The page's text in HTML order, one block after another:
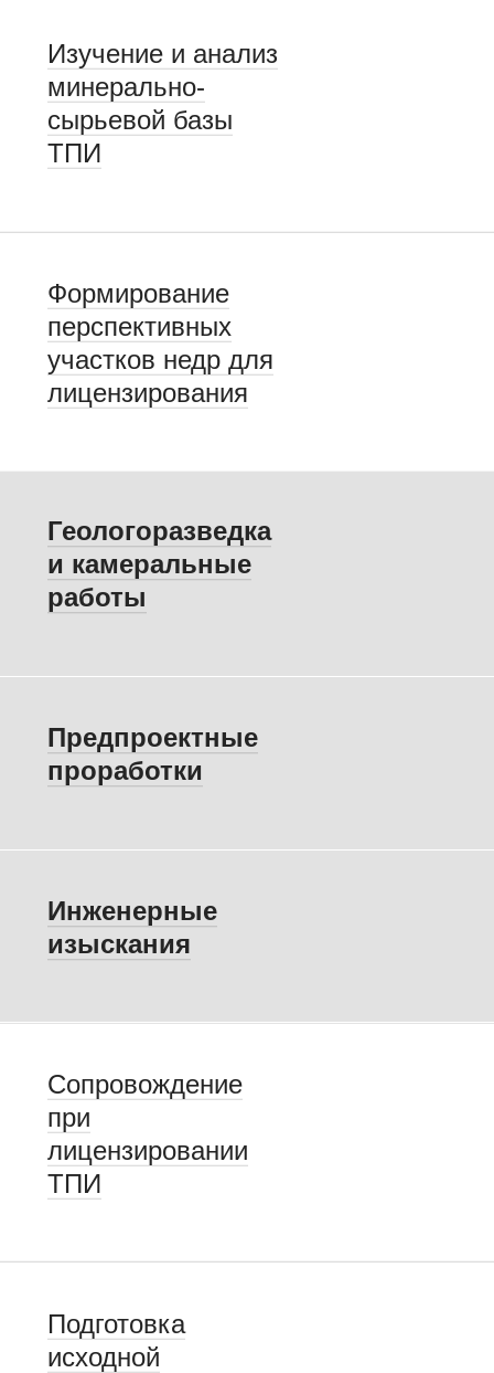
Изучение и анализ
минерально-
сырьевой базы
ТПИ
Формирование
перспективных
участков недр для
лицензирования
Геологоразведка
и камеральные
работы
Предпроектные
проработки
Инженерные
изыскания
Сопровождение
при
лицензировании
ТПИ
Подготовка
исходной